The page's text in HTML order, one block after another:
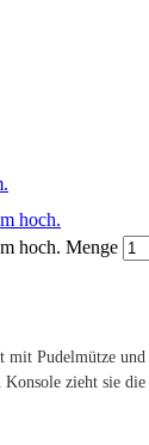
hoch.
hoch. Menge
mit Pudelmütze
zieht sie